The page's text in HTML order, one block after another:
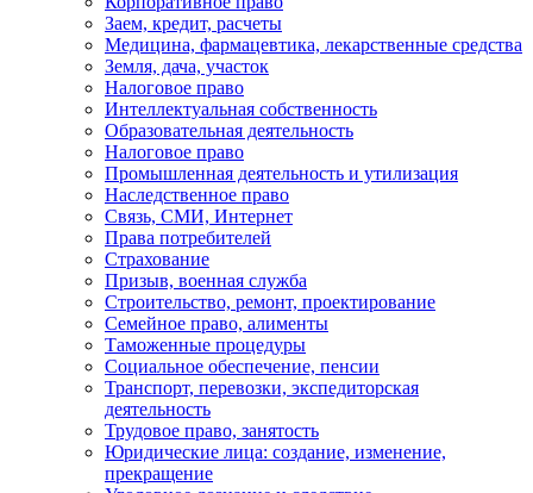
Заем, кредит, расчеты
Медицина, фармацевтика, лекарственные средства
Земля, дача, участок
Налоговое право
Интеллектуальная собственность
Образовательная деятельность
Налоговое право
Промышленная деятельность и утилизация
Наследственное право
Связь, СМИ, Интернет
Права потребителей
Страхование
Призыв, военная служба
Строительство, ремонт, проектирование
Семейное право, алименты
Таможенные процедуры
Социальное обеспечение, пенсии
Транспорт, перевозки, экспедиторская
деятельность
Трудовое право, занятость
Юридические лица: создание, изменение,
прекращение